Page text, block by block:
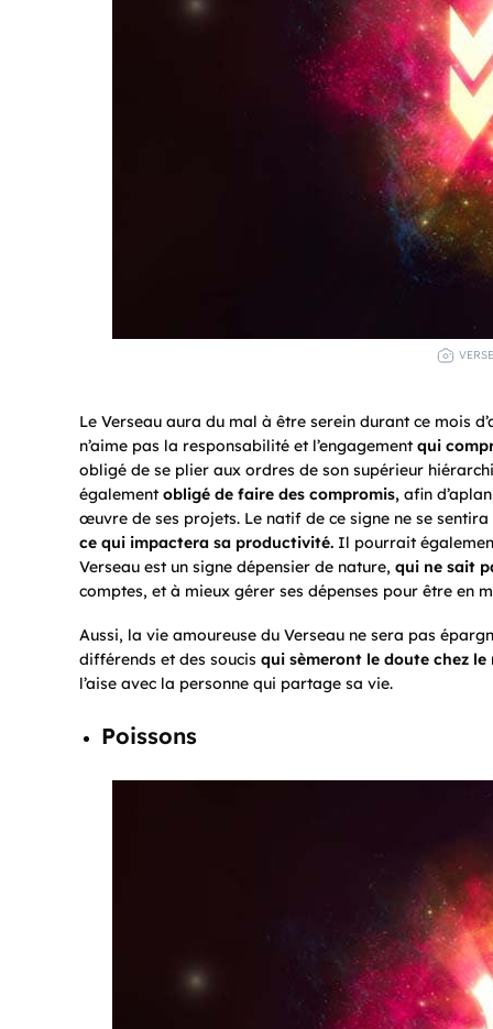
Le Verseau aura du mal à être serein durant ce mois
n’aime pas la responsabilité et l’engagement qui
obligé de se plier aux ordres de son supérieur
également obligé de faire des compromis, afin
œuvre de ses projets. Le natif de ce signe ne se
ce qui impactera sa productivité. Il pourrait
Verseau est un signe dépensier de nature, qui ne sait
comptes, et à mieux gérer ses dépenses pour être en
Aussi, la vie amoureuse du Verseau ne sera pas
différends et des soucis qui sèmeront le doute chez
l’aise avec la personne qui partage sa vie.
Poissons